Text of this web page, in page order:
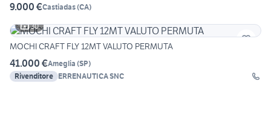
9.000 €Castiadas(CA)
30
MOCHI CRAFT FLY 12MT VALUTO PERMUTA
41.000 €Ameglia (SP)
Rivenditore ERRENAUTICA SNC